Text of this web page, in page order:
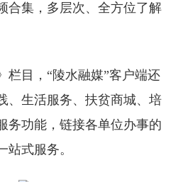
合集，多层次、全方位了解
栏目，“陵水融媒”客户端还
、生活服务、扶贫商城、培
务功能，链接各单位办事的
站式服务。